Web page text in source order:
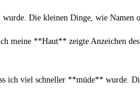
Die kleinen‍ Dinge,⁤ wie
meine **Haut** zeigte ‌Anzeichen
ich viel schneller **müde** wurde.